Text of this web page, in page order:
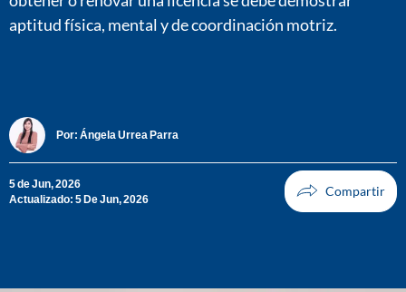
aptitud física, mental y de coordinación motriz.
Por: Ángela Urrea Parra
5 de Jun, 2026
Actualizado: 5 De Jun, 2026